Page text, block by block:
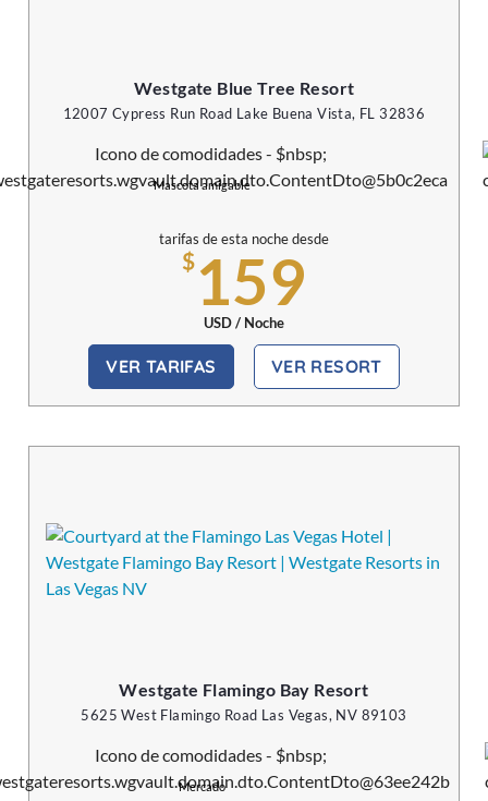
Westgate Blue Tree Resort
12007 Cypress Run Road Lake Buena Vista, FL 32836
Mascota amigable
tarifas de esta noche desde
$159
USD / Noche
VER TARIFAS VER RESORT
Westgate Flamingo Bay Resort
5625 West Flamingo Road Las Vegas, NV 89103
Mercado